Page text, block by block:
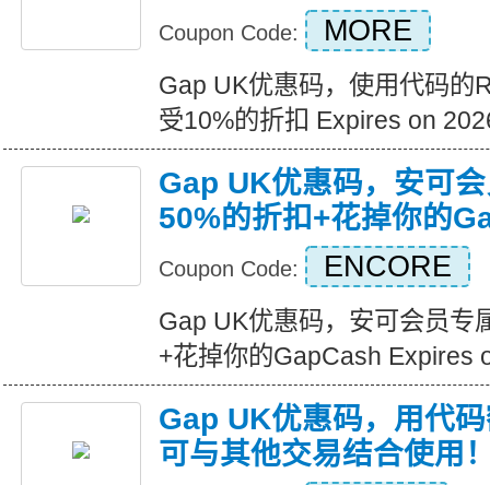
Coupon Code: MORE
Gap UK优惠码，使用代码的
受10%的折扣 Expires on
Gap UK优惠码，安可
50%的折扣+花掉你的
Coupon Code: ENCORE
Gap UK优惠码，安可会员专
+花掉你的GapCash Expires
Gap UK优惠码，用代
可与其他交易结合使用